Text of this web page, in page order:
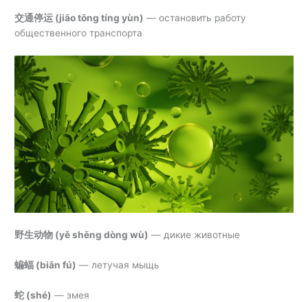
交通停运 (jiāo tōng tíng yùn) —остановить работу
общественного транспорта
野生动物 (yě shēng dòng wù) — дикие животные
蝙蝠 (biān fú) — летучая мыщь
蛇 (shé) — змея